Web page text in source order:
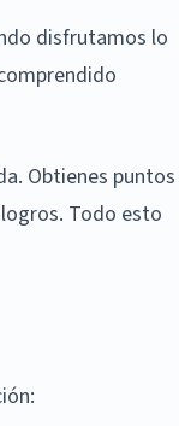
disfrutamos lo
Obtienes puntos
Todo esto